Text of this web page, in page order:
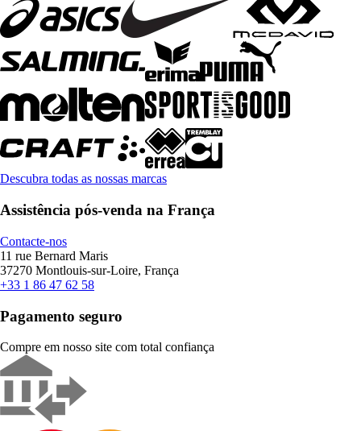
Descubra todas as nossas marcas
Assistência pós-venda na França
Contacte-nos
11 rue Bernard Maris
37270 Montlouis-sur-Loire, França
+33 1 86 47 62 58
Pagamento seguro
Compre em nosso site com total confiança